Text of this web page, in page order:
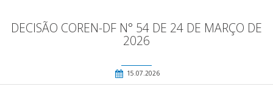
DECISÃO COREN-DF N° 54 DE 24 DE MARÇO DE
2026
15.07.2026